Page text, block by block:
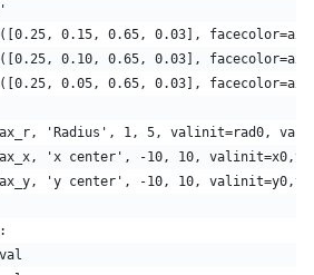
0.15, 0.65, 0.03],
0.10, 0.65, 0.03],
0.05, 0.65, 0.03],
'Radius', 1, 5, valinit=rad0,
'x center', -10, 10,
'y center', -10, 10,